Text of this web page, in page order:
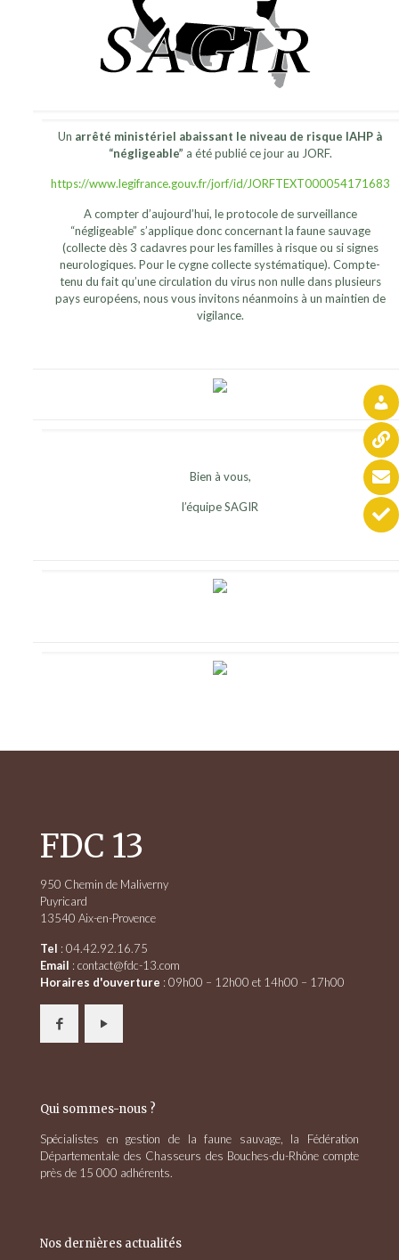
Un arrêté ministériel abaissant le niveau de risque IAHP à
“négligeable” a été publié ce jour au JORF.
https://www.legifrance.gouv.fr/jorf/id/JORFTEXT000054171683
A compter d’aujourd’hui, le protocole de surveillance
“négligeable” s’applique donc concernant la faune sauvage
(collecte dès 3 cadavres pour les familles à risque ou si signes
neurologiques. Pour le cygne collecte systématique). Compte-
tenu du fait qu’une circulation du virus non nulle dans plusieurs
pays européens, nous vous invitons néanmoins à un maintien de
vigilance.
Bien à vous,
l’équipe SAGIR
FDC 13
950 Chemin de Maliverny
Puyricard
13540 Aix-en-Provence
Tel : 04.42.92.16.75
Email : contact@fdc-13.com
Horaires d'ouverture : 09h00 – 12h00 et 14h00 – 17h00
Qui sommes-nous ?
Spécialistes en gestion de la faune sauvage, la Fédération
Départementale des Chasseurs des Bouches-du-Rhône compte
près de 15 000 adhérents.
Nos dernières actualités